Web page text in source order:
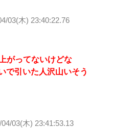
03(木) 23:40:22.76
がってないけどな
で引いた人沢山いそう
04/03(木) 23:41:53.13